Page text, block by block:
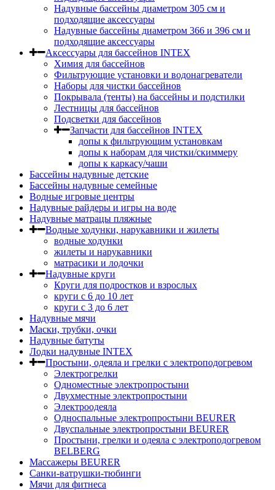
Надувные бассейны диаметром 305 см и
подходящие аксессуары
Надувные бассейны диаметром 366 и 396 см и
подходящие аксессуары
Аксессуары для бассейнов INTEX
Химия для бассейнов
Фильтрующие установки и водонагреватели
Наборы для чистки бассейнов
Покрывала (тенты) на бассейны и подстилки
Лестницы для бассейнов
Подсветки для бассейнов
Запчасти для бассейнов INTEX
допы к фильтрующим установкам
допы к наборам для чистки/скиммеру
допы к каркасу/чаши
Бассейны надувные детские
Бассейны надувные семейные
Водные игровые центры
Надувные райдеры и игры на воде
Надувные матрацы пляжные
Водные ходунки, нарукавники и жилеты
водные ходунки
жилеты и нарукавники
матрасики и лодочки
Надувные круги
Круги для подростков и взрослых
круги с 6 до 10 лет
круги c 3 до 6 лет
Надувные мячи
Маски, трубки, очки
Надувные батуты
Лодки надувные INTEX
Простыни, одеяла и грелки с электроподогревом
Электрогрелки
Одноместные электропростыни
Двухместные электропростыни
Электроодеяла
Односпальные электропростыни BEURER
Двуспальные электропростыни BEURER
Простыни, грелки и одеяла с электроподогревом
BELBERG
Массажеры BEURER
Санки-ватрушки-тюбинги
Мячи для фитнеса